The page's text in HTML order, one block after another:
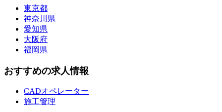
東京都
神奈川県
愛知県
大阪府
福岡県
おすすめの求人情報
CADオペレーター
施工管理